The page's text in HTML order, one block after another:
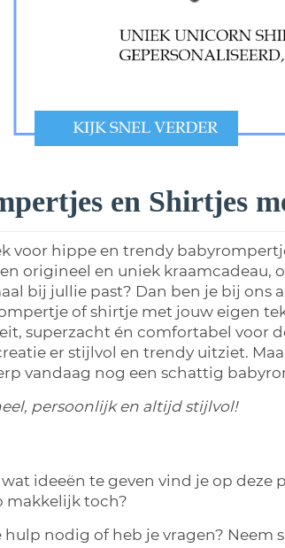
en Shirtjes
voor hippe en trendy
origineel en uniek
bij jullie past? Dan ben je bij ons
of shirtje met jouw eigen
superzacht én comfortabel voor
er stijlvol en trendy uitziet.
vandaag nog een schattig
persoonlijk en altijd stijlvol!
ideeën te geven vind je op
makkelijk toch?
hulp nodig of heb je vragen? Neem